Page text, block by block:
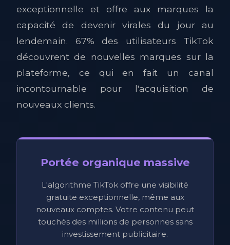
exceptionnelle et offre aux marques la
capacité de devenir virales du jour au
lendemain. 67% des utilisateurs TikTok
découvrent de nouvelles marques sur la
plateforme, ce qui en fait un canal
incontournable pour l'acquisition de
nouveaux clients.
Portée organique massive
L'algorithme TikTok offre une visibilité
gratuite exceptionnelle, même aux
nouveaux comptes. Votre contenu peut
touchés des millions de personnes sans
investissement publicitaire.